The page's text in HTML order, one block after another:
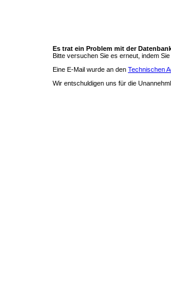
Es trat ein Problem mit der
Bitte versuchen Sie es erneut, indem
Eine E-Mail wurde an den Technischen
Wir entschuldigen uns für die